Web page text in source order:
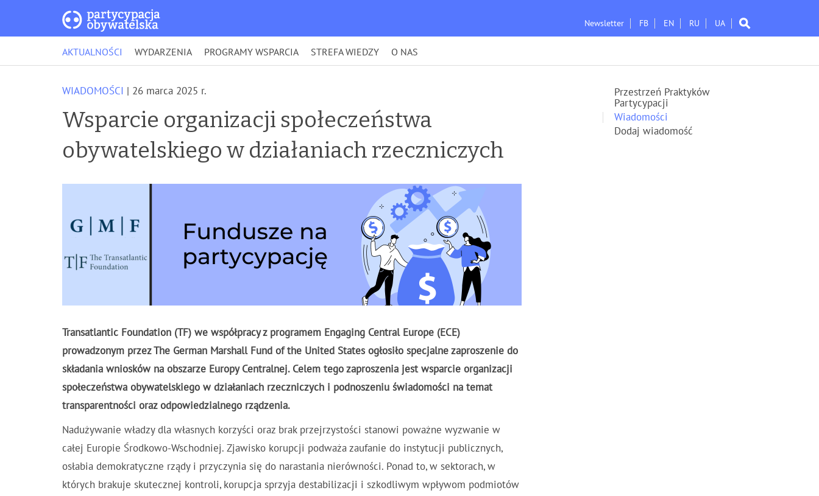
Newsletter FB EN RU UA
AKTUALNOŚCI WYDARZENIA PROGRAMY WSPARCIA STREFA WIEDZY O NAS
WIADOMOŚCI | 26 marca 2025 r.
Wsparcie organizacji społeczeństwa
obywatelskiego w działaniach rzeczniczych
Transatlantic Foundation (TF) we współpracy z programem Engaging Central Europe (ECE)
prowadzonym przez The German Marshall Fund of the United States ogłosiło specjalne zaproszenie do
składania wniosków na obszarze Europy Centralnej. Celem tego zaproszenia jest wsparcie organizacji
społeczeństwa obywatelskiego w działaniach rzeczniczych i podnoszeniu świadomości na temat
transparentności oraz odpowiedzialnego rządzenia.
Nadużywanie władzy dla własnych korzyści oraz brak przejrzystości stanowi poważne wyzwanie w
całej Europie Środkowo-Wschodniej. Zjawisko korupcji podważa zaufanie do instytucji publicznych,
osłabia demokratyczne rządy i przyczynia się do narastania nierówności. Ponad to, w sektorach, w
których brakuje skutecznej kontroli, korupcja sprzyja destabilizacji i szkodliwym wpływom podmiotów
Przestrzeń Praktyków
Partycypacji
Wiadomości
Dodaj wiadomość